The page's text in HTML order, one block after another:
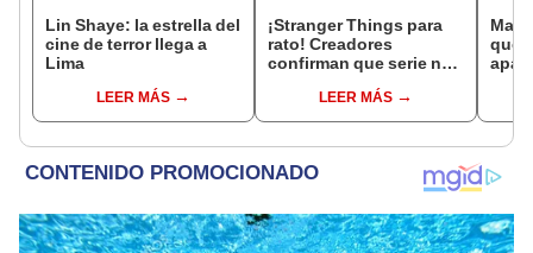
Lin Shaye: la estrella del
cine de terror llega a
Lima
LEER MÁS
¡Stranger Things para
rato! Creadores
confirman que serie no
temporada 4
LEER MÁS
que